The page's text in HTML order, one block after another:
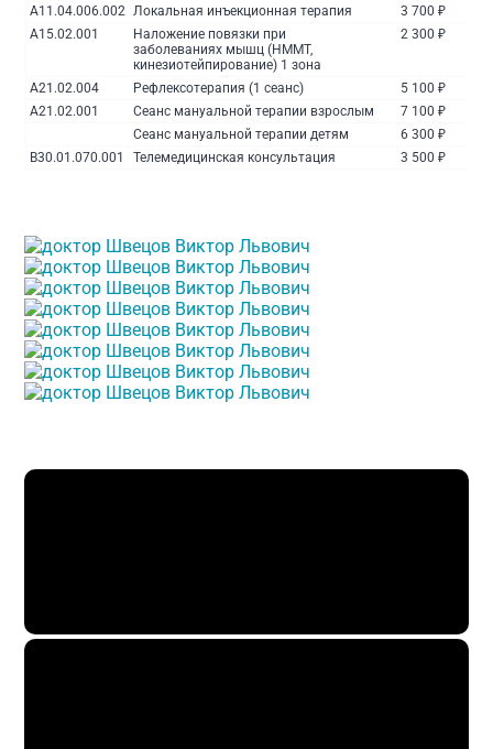
A11.04.006.002 Локальная инъекционная терапия
3 700 ₽
A15.02.001
Наложение повязки при
заболеваниях мышц (НММТ,
кинезиотейпирование) 1 зона
2 300 ₽
A21.02.004 Рефлексотерапия (1 сеанс)
5 100 ₽
A21.02.001
Сеанс мануальной терапии взрослым
7 100 ₽
Сеанс мануальной терапии детям
6 300 ₽
B30.01.070.001
Телемедицинская консультация 3 500 ₽